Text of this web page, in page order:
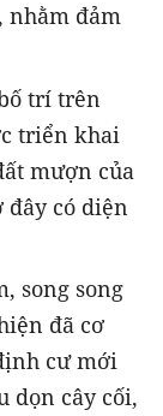
nhằm đảm
trí trên
triển khai
mượn của
đây có diện
song song
đã cơ
cư mới
dọn cây cối,